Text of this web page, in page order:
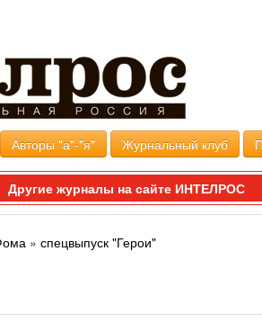
Авторы "а"-"я" Журнальный клуб
Другие журналы на сайте ИНТЕЛРОС
» спецвыпуск "Герои"